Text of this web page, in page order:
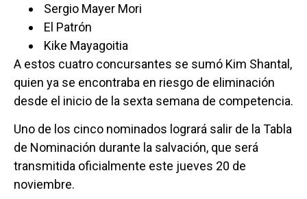
Sergio Mayer Mori
El Patrón
Kike Mayagoitia
A estos cuatro concursantes se sumó Kim Shantal,
quien ya se encontraba en riesgo de eliminación
desde el inicio de la sexta semana de competencia.
Uno de los cinco nominados logrará salir de la Tabla
de Nominación durante la salvación, que será
transmitida oficialmente este jueves 20 de
noviembre.